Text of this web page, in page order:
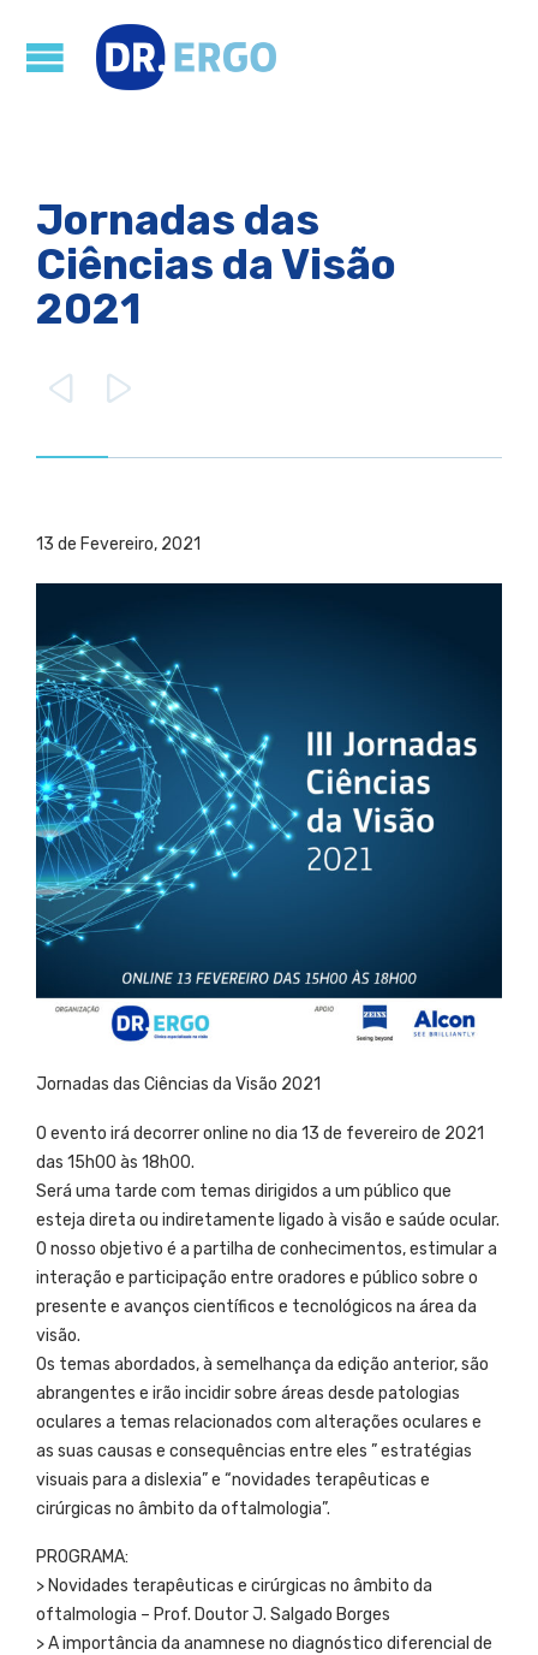
Jornadas das
Ciências da Visão
2021
 
13 de Fevereiro, 2021
Jornadas das Ciências da Visão 2021
O evento irá decorrer online no dia 13 de fevereiro de 2021
das 15h00 às 18h00.
Será uma tarde com temas dirigidos a um público que
esteja direta ou indiretamente ligado à visão e saúde ocular.
O nosso objetivo é a partilha de conhecimentos, estimular a
interação e participação entre oradores e público sobre o
presente e avanços científicos e tecnológicos na área da
visão.
Os temas abordados, à semelhança da edição anterior, são
abrangentes e irão incidir sobre áreas desde patologias
oculares a temas relacionados com alterações oculares e
as suas causas e consequências entre eles ” estratégias
visuais para a dislexia” e “novidades terapêuticas e
cirúrgicas no âmbito da oftalmologia”.
PROGRAMA:
> Novidades terapêuticas e cirúrgicas no âmbito da
oftalmologia – Prof. Doutor J. Salgado Borges
> A importância da anamnese no diagnóstico diferencial de